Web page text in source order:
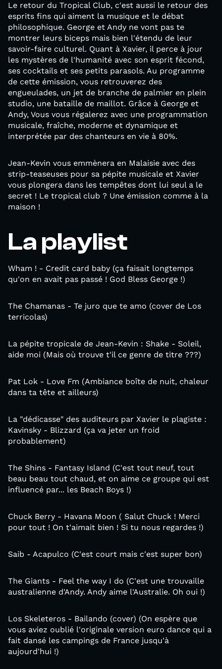
Le retour du Tropical Club, c'est aussi le retour des
esprits fins qui aiment la musique et le débat
philosophique. George et Andy ne vont pas te
montrer leurs biceps mais bien l'étendu de leur
savoir-faire culturel. Quant à Xavier, il perce à jour
les mystères de l'humanité avec son esprit fécond,
ses cocktails et ses petits parasols. Au programme
de cette émission, vous retrouverez des
engueulades, un jet de branche de palmier en plein
studio, une bataille de maillot. Grâce à George et
Andy, Vous vous régalerez avec une programmation
musicale, fraîche, moderne et dynamique et
interprétée par des chanteurs en vie à 80%.
Jean-Kevin vous emmènera en Malaisie avec des
strip-teaseuses pour sa pépite musicale et Xavier
vous plongera dans les tempêtes dont lui seul a le
secret ! Le tropical club ? Une émission comme à la
maison !
La playlist
Wham ! - Credit card baby (ça faisait longtemps
qu'on en avait pas passé ! God Bless George !)
The Chamanas - Te juro que te amo (cover de Los
terricolas)
La pépite tropicale de Jean-Kevin : Shake - Soleil,
aide moi (Mais où trouve t'il ce genre de titre ???)
Pat Lok - Love Fm (Ambiance boîte de nuit, chaleur
dans ta tête et ailleurs)
La "dédicasse" des auditeurs par Xavier le plagiste :
Kavinsky - Blizzard (ça va jeter un froid
probablement)
The Shins - Fantasy Island (C'est tout neuf, tout
beau beau tout chaud, et on aime ce groupe qui est
influencé par... les Beach Boys !)
Chuck Berry - Havana Moon ( Salut Chuck ! Merci
pour tout ! On t'aimait bien ! Si tu nous regardes !)
Saib - Acapulco (C'est court mais c'est super bon)
The Giants - Feel the way I do (C'est une trouvaille
australienne d'Andy. Andy aime l'Australie. Oh oui !)
Los Skeleteros - Bailando (cover) (On espère que
vous aviez oublié l'originale version euro dance qui a
fait dansé les campings de France jusqu'à
aujourd'hui !)